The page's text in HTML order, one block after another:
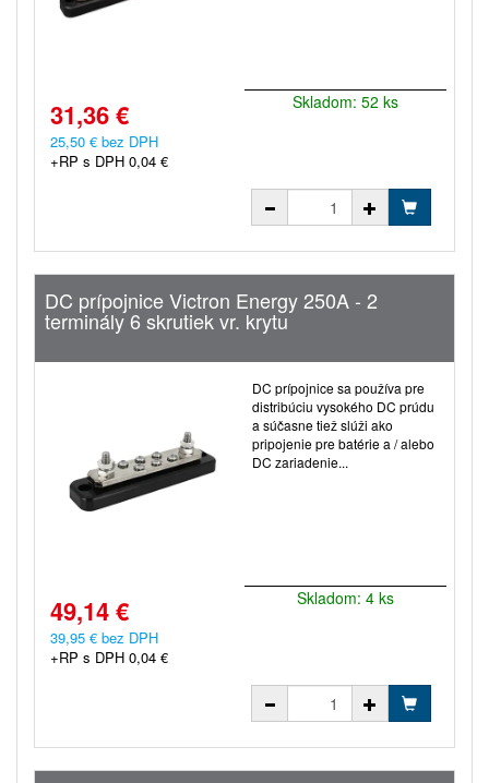
31,36 €
25,50 € bez DPH
+RP s DPH 0,04 €
Skladom: 52 ks
DC prípojnice Victron Energy 250A - 2
terminály 6 skrutiek vr. krytu
DC prípojnice sa používa pre
distribúciu vysokého DC prúdu
a súčasne tiež slúži ako
pripojenie pre batérie a / alebo
DC zariadenie...
49,14 €
39,95 € bez DPH
+RP s DPH 0,04 €
Skladom: 4 ks